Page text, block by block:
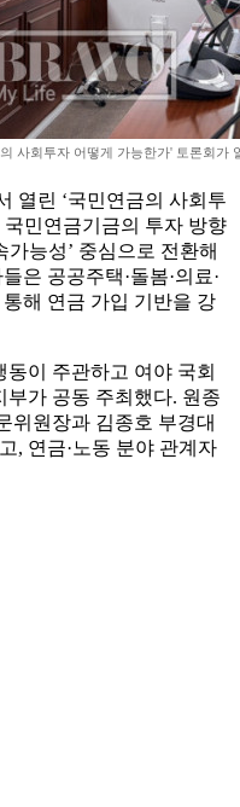
사회투자 어떻게 가능한가' 토론회가
열린 ‘국민연금의 사회투
민연금기금의 투자 방향
능성’ 중심으로 전환해
은 공공주택·돌봄·의료·
해 연금 가입 기반을 강
이 주관하고 여야 국회
가 공동 주최했다. 원종
위원장과 김종호 부경대
, 연금·노동 분야 관계자